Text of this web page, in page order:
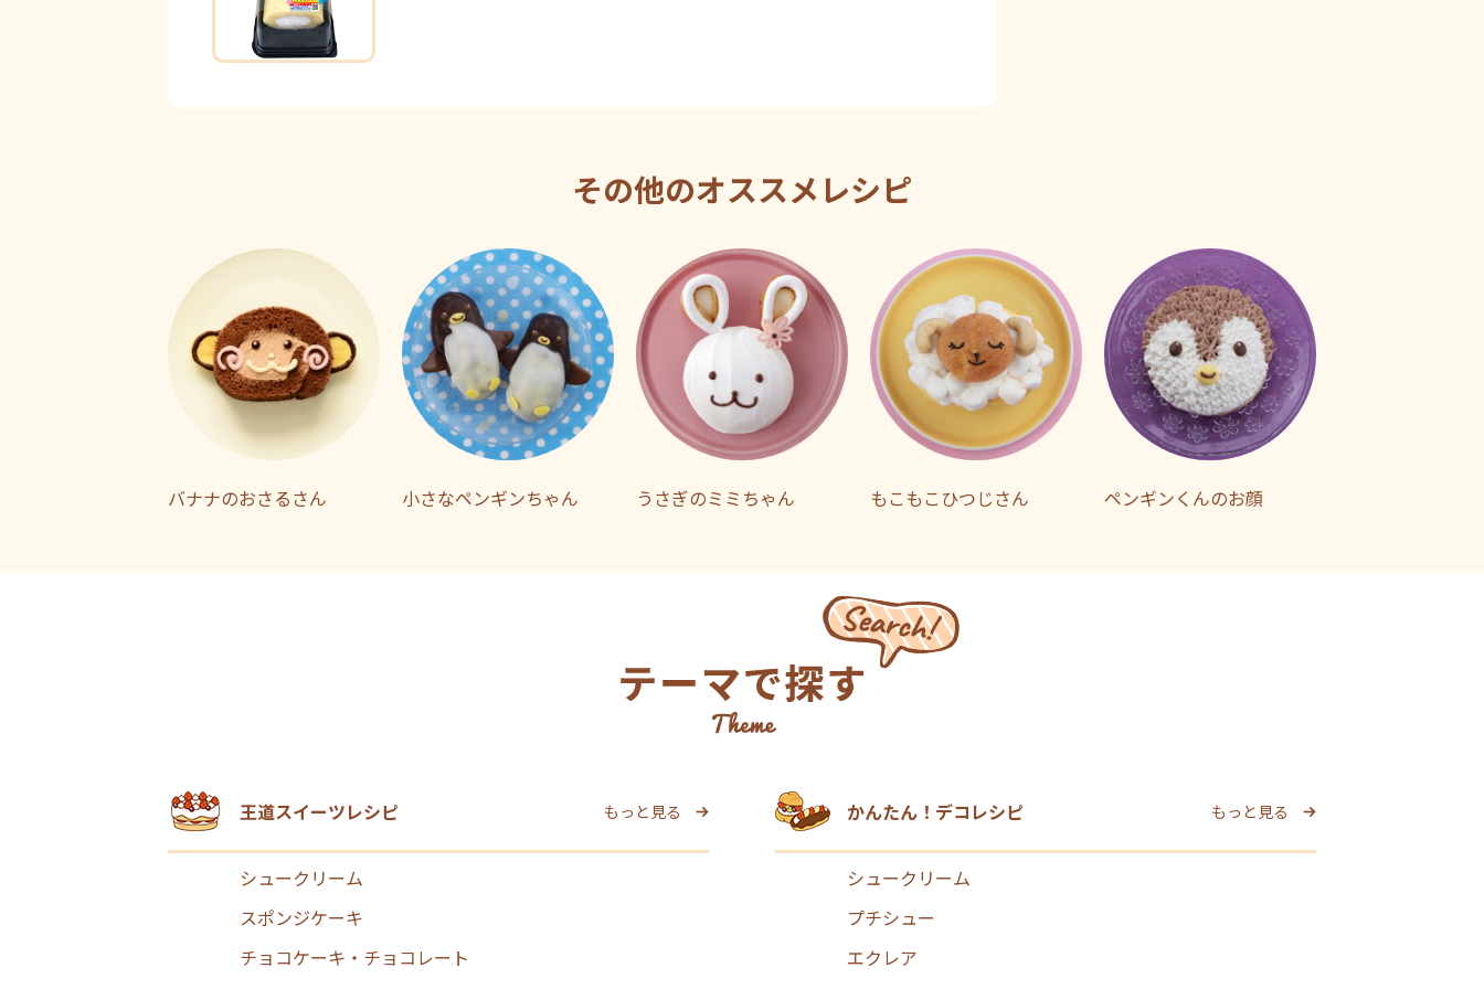
その他のオススメレシピ
バナナのおさるさん 小さなペンギンちゃん うさぎのミミちゃん もこもこひつじさん ペンギンくんのお顔
王道スイーツレシピ もっと見る
シュークリーム
スポンジケーキ
チョコケーキ・チョコレート
かんたん！デコレシピ もっと見る
シュークリーム
プチシュー
エクレア